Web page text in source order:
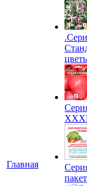
Главная
пакет